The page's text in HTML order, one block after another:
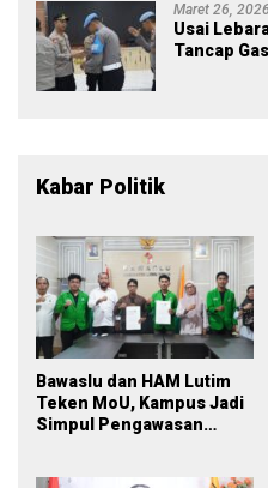
Maret 26, 2026
Usai
Tancap
Kabar Politik
Bawaslu dan HAM Lutim
Teken MoU, Kampus Jadi
Simpul Pengawasan